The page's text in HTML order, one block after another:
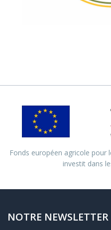
Fonds européen agricole pour
investit dans
NOTRE NEWSLETTER